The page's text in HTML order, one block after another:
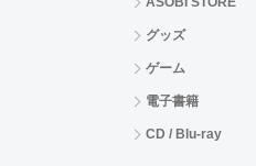
グッズ
ゲーム
電子書籍
CD / Blu-ray